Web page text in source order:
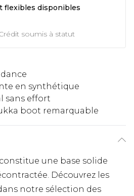
flexibles disponibles
soumis à statut
en synthétique
sans effort
boot remarquable
une base solide
Découvrez les
notre sélection des